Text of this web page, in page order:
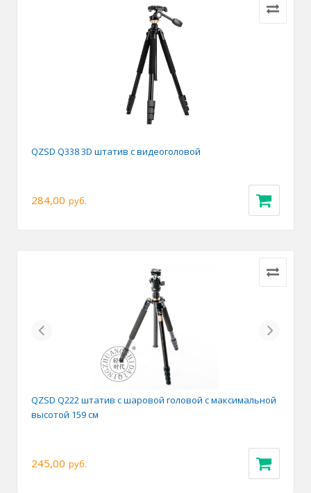
QZSD Q338 3D штатив с видеоголовой
284,00 руб.
Previous Next
QZSD Q222 штатив с шаровой головой с максимальной
высотой 159 см
245,00 руб.